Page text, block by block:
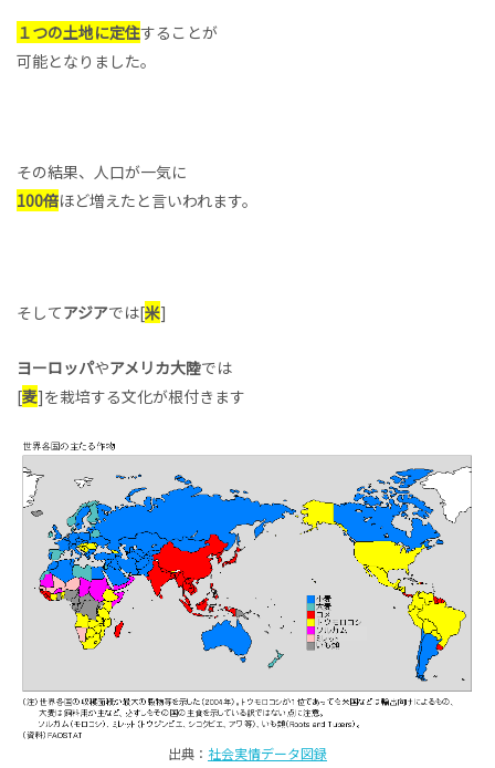
１つの土地に定住することが
可能となりました。
その結果、人口が一気に
100倍ほど増えたと言いわれます。
そしてアジアでは[米]
ヨーロッパやアメリカ大陸では
[麦]を栽培する文化が根付きます
出典： 社会実情データ図録